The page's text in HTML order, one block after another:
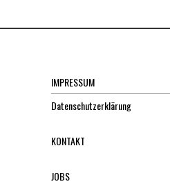
IMPRESSUM
Datenschutzerklärung
KONTAKT
JOBS